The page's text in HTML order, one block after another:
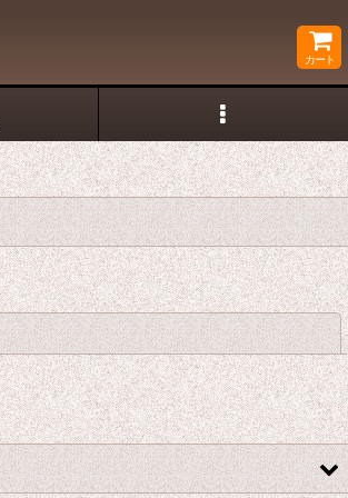
カート
閉じる